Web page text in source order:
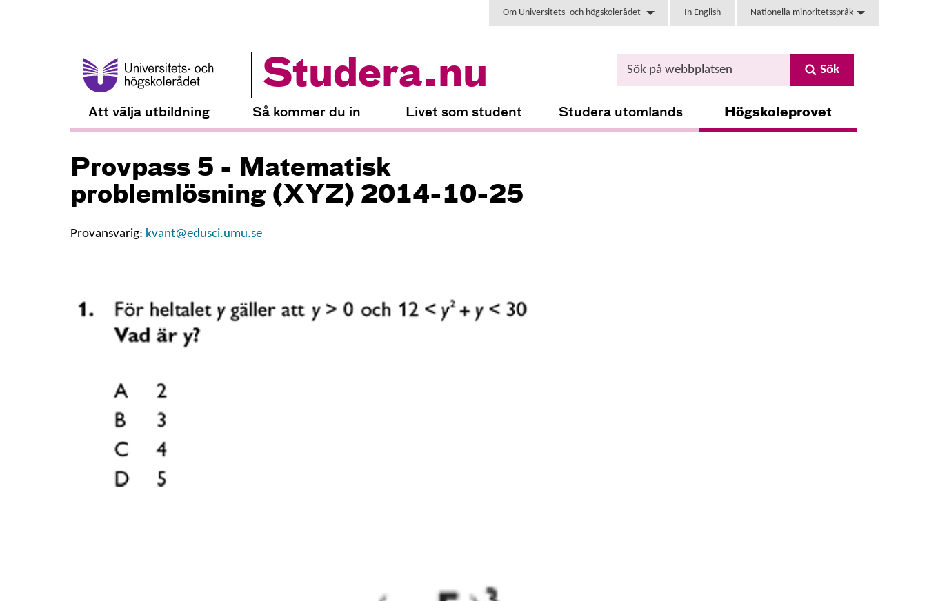
Om Universitets- och högskolerådet In English Nationella minoritetsspråk
Studera.nu Sök
Att välja utbildning Så kommer du in Livet som student Studera utomlands Högskoleprovet
Provpass 5 - Matematisk
problemlösning (XYZ) 2014-10-25
Provansvarig: kvant@edusci.umu.se